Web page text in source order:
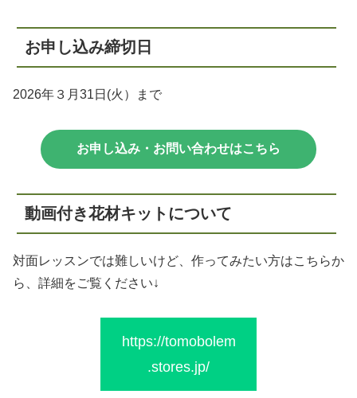
お申し込み締切日
2026年３月31日(火）まで
お申し込み・お問い合わせはこちら
動画付き花材キットについて
対面レッスンでは難しいけど、作ってみたい方はこちらか
ら、詳細をご覧ください↓
https://tomobolem
.stores.jp/